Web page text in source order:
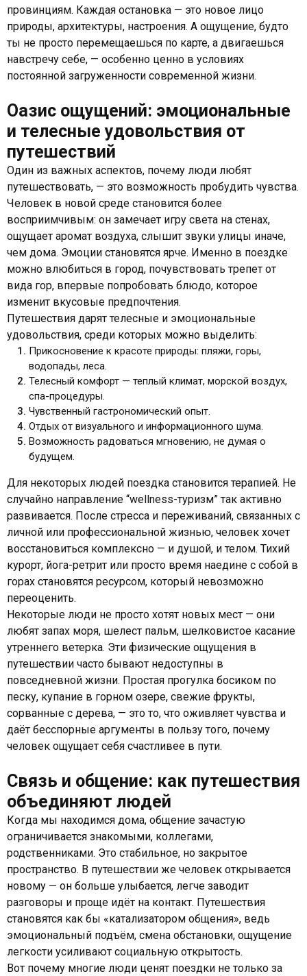
провинциям. Каждая остановка — это новое лицо
природы, архитектуры, настроения. А ощущение, будто
ты не просто перемещаешься по карте, а двигаешься
навстречу себе, — особенно ценно в условиях
постоянной загруженности современной жизни.
Оазис ощущений: эмоциональные
и телесные удовольствия от
путешествий
Один из важных аспектов, почему люди любят
путешествовать, — это возможность пробудить чувства.
Человек в новой среде становится более
восприимчивым: он замечает игру света на стенах,
ощущает аромат воздуха, слышит звуки улицы иначе,
чем дома. Эмоции становятся ярче. Именно в поездке
можно влюбиться в город, почувствовать трепет от
вида гор, впервые попробовать блюдо, которое
изменит вкусовые предпочтения.
Путешествия дарят телесные и эмоциональные
удовольствия, среди которых можно выделить:
Прикосновение к красоте природы: пляжи, горы,
водопады, леса.
Телесный комфорт — теплый климат, морской воздух,
спа-процедуры.
Чувственный гастрономический опыт.
Отдых от визуального и информационного шума.
Возможность радоваться мгновению, не думая о
будущем.
Для некоторых людей поездка становится терапией. Не
случайно направление “wellness-туризм” так активно
развивается. После стресса и переживаний, связанных с
личной или профессиональной жизнью, человек хочет
восстановиться комплексно — и душой, и телом. Тихий
курорт, йога-ретрит или просто время наедине с собой в
горах становятся ресурсом, который невозможно
переоценить.
Некоторые люди не просто хотят новых мест — они
любят запах моря, шелест пальм, шелковистое касание
утреннего ветерка. Эти физические ощущения в
путешествии часто бывают недоступны в
повседневной жизни. Простая прогулка босиком по
песку, купание в горном озере, свежие фрукты,
сорванные с дерева, — это то, что оживляет чувства и
даёт бесспорные аргументы в пользу того, почему
человек ощущает себя счастливее в пути.
Связь и общение: как путешествия
объединяют людей
Когда мы находимся дома, общение зачастую
ограничивается знакомыми, коллегами,
родственниками. Это стабильное, но закрытое
пространство. В путешествии же человек открывается
новому — он больше улыбается, легче заводит
разговоры и проще идёт на контакт. Путешествия
становятся как бы «катализатором общения», ведь
эмоциональный подъём, смена обстановки, ощущение
легкости усиливают социальную открытость.
Вот почему многие люди ценят поездки не только за